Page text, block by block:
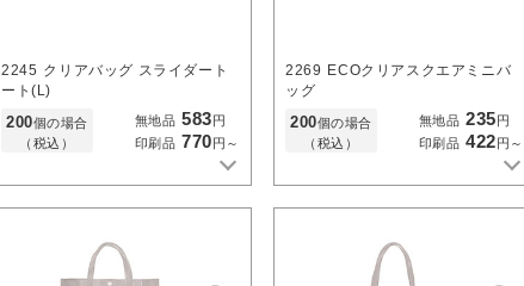
2245 クリアバッグ スライダート
ート(L)
200個の場合
（税込）
無地品 583 円
印刷品 770 円～
2269 ECOクリアスクエアミニバ
ッグ
200個の場合
（税込）
無地品 235 円
印刷品 422 円～